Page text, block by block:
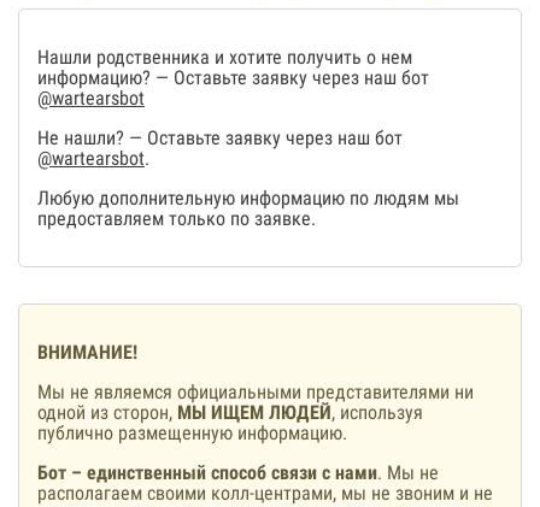
Нашли родственника и хотите получить о нем
информацию? — Оставьте заявку через наш бот
@wartearsbot
Не нашли? — Оставьте заявку через наш бот
@wartearsbot.
Любую дополнительную информацию по людям мы
предоставляем только по заявке.
ВНИМАНИЕ!
Мы не являемся официальными представителями ни
одной из сторон, МЫ ИЩЕМ ЛЮДЕЙ, используя
публично размещенную информацию.
Бот – единственный способ связи с нами. Мы не
располагаем своими колл-центрами, мы не звоним и не